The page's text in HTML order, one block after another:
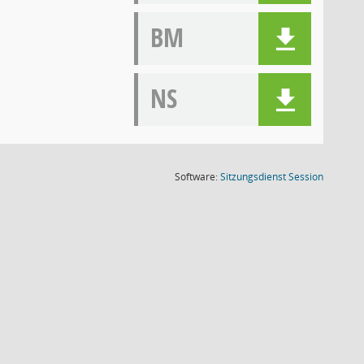
BM
NS
Software:SitzungsdienstSession(Wird in